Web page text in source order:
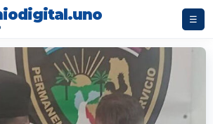
☰